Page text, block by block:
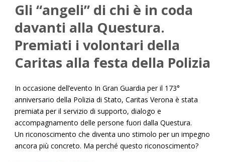
Gli “angeli” di chi è in coda
davanti alla Questura.
Premiati i volontari della
Caritas alla festa della Polizia
In occasione dell’evento In Gran Guardia per il 173°
anniversario della Polizia di Stato, Caritas Verona è stata
premiata per il servizio di supporto, dialogo e
accompagnamento delle persone fuori dalla Questura.
Un riconoscimento che diventa uno stimolo per un impegno
ancora più concreto. Ma perché questo riconoscimento?